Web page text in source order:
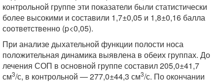
контрольной группе эти показатели были статистически
более высокими и составили 1,7±0,05 и 1,8±0,16 балла
соответственно (p<0,05).
При анализе дыхательной функции полости носа
положительная динамика выявлена в обеих группах. До
лечения СОП в основной группе составил 205,0±41,7
см3/с, в контрольной — 277,0±44,3 см3/с. По окончании